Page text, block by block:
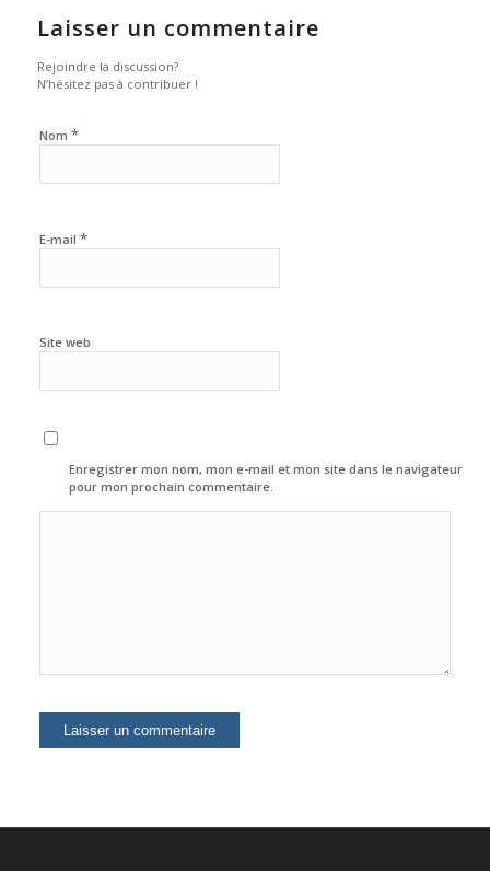
Laisser un commentaire
Rejoindre la discussion?
N’hésitez pas à contribuer !
Nom *
E-mail *
Site web
Enregistrer mon nom, mon e-mail et mon site dans le navigateur
pour mon prochain commentaire.